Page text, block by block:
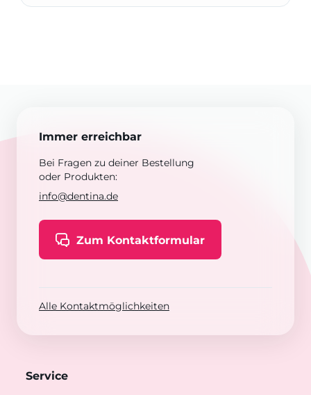
Immer erreichbar
Bei Fragen zu deiner Bestellung
oder Produkten:
info@dentina.de
Zum Kontaktformular
Alle Kontaktmöglichkeiten
Service